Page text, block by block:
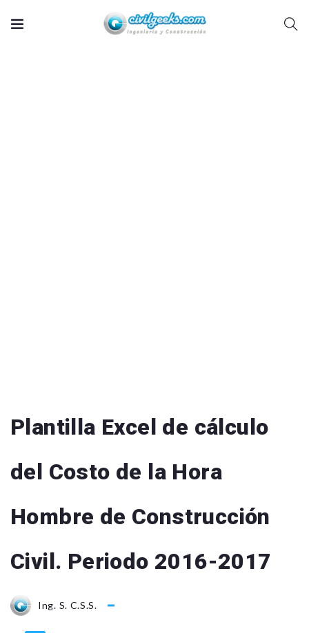
Plantilla Excel de cálculo
del Costo de la Hora
Hombre de Construcción
Civil. Periodo 2016-2017
Ing. S. C.S.S.